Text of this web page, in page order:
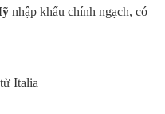
nhập khẩu chính ngạch, có
Italia